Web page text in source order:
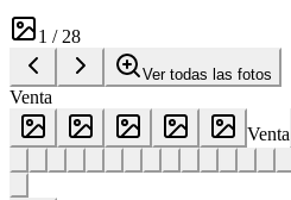
1 /28
Ver todas las fotos
Venta
Venta